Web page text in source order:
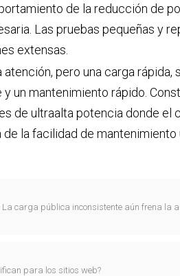
de la reducción de
Las pruebas pequeñas y
extensas.
pero una carga rápida,
un mantenimiento rápido.
de ultraalta potencia donde el
la facilidad de mantenimiento
carga pública inconsistente aún frena la
para los sitios web?